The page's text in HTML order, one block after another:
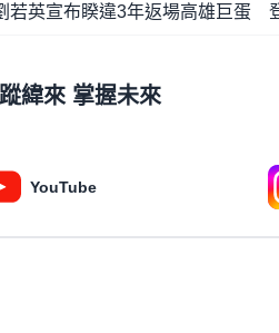
若英宣布睽違3年返場高雄巨蛋
緯來 掌握未來
YouTube